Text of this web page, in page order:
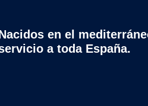
en el
a toda España.